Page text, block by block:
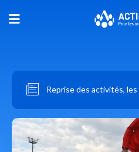
Reprise des activités,